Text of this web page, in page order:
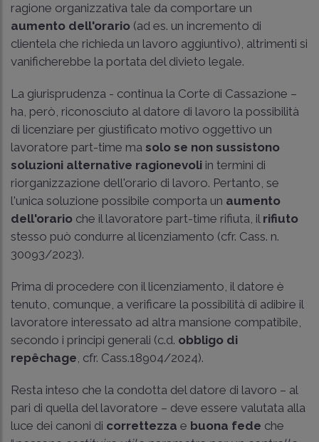
ragione organizzativa tale da comportare un
aumento dell'orario (ad es. un incremento di
clientela che richieda un lavoro aggiuntivo), altrimenti si
vanificherebbe la portata del divieto legale.
La giurisprudenza - continua la Corte di Cassazione –
ha, però, riconosciuto al datore di lavoro la possibilità
di licenziare per giustificato motivo oggettivo un
lavoratore part-time ma solo se non sussistono
soluzioni alternative ragionevoli in termini di
riorganizzazione dell'orario di lavoro. Pertanto, se
l'unica soluzione possibile comporta un aumento
dell'orario che il lavoratore part-time rifiuta, il rifiuto
stesso può condurre al licenziamento (cfr. Cass. n.
30093/2023).
Prima di procedere con il licenziamento, il datore è
tenuto, comunque, a verificare la possibilità di adibire il
lavoratore interessato ad altra mansione compatibile,
secondo i principi generali (c.d. obbligo di
repêchage, cfr. Cass.18904/2024).
Resta inteso che la condotta del datore di lavoro – al
pari di quella del lavoratore – deve essere valutata alla
luce dei canoni di correttezza e buona fede che